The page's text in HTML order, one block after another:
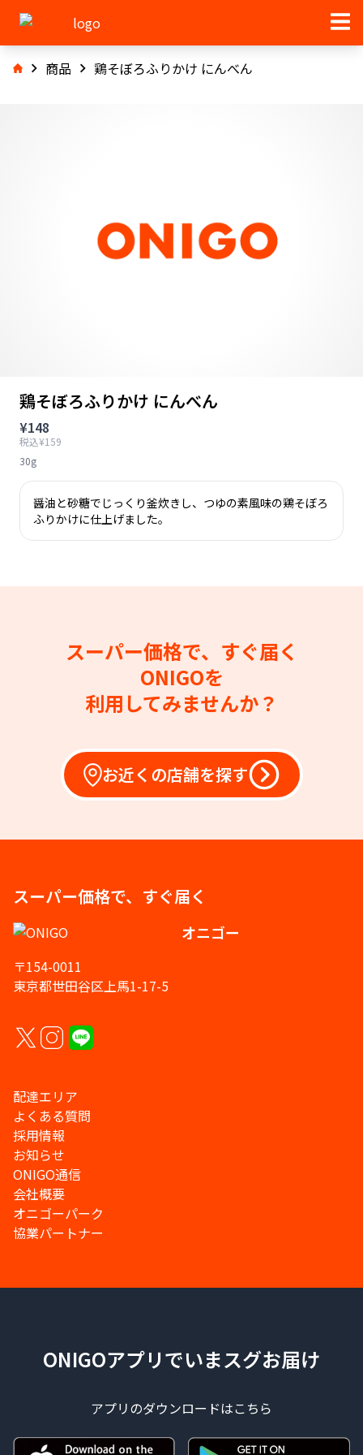
商品 鶏そぼろふりかけ にんべん
鶏そぼろふりかけ にんべん
¥148
税込¥159
30g
醤油と砂糖でじっくり釜炊きし、つゆの素風味の鶏そぼろ
ふりかけに仕上げました。
スーパー価格で、すぐ届く
ONIGOを
利用してみませんか？
お近くの店舗を探す
スーパー価格で、すぐ届く
オニゴー
〒154-0011
東京都世田谷区上馬1-17-5
配達エリア
よくある質問
採用情報
お知らせ
ONIGO通信
会社概要
オニゴーパーク
協業パートナー
ONIGOアプリでいまスグお届け
アプリのダウンロードはこちら